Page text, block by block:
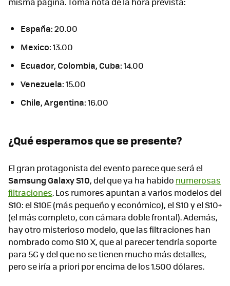
España:20.00
Mexico:13.00
Ecuador, Colombia, Cuba:14.00
Venezuela:15.00
Chile, Argentina:16.00
¿Qué esperamos que se presente?
El gran protagonista del evento parece que será el
Samsung Galaxy S10, del que ya ha habido numerosas
filtraciones. Los rumores apuntan a varios modelos del
S10: el S10E (más pequeño y económico), el S10 y el S10+
(el más completo, con cámara doble frontal). Además,
hay otro misterioso modelo, que las filtraciones han
nombrado como S10 X, que al parecer tendría soporte
para 5G y del que no se tienen mucho más detalles,
pero se iría a priori por encima de los 1.500 dólares.